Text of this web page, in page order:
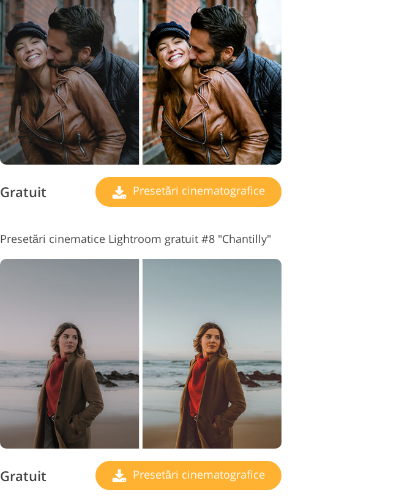
Gratuit Presetări cinematografice
Presetări cinematice Lightroom gratuit #8 "Chantilly"
Gratuit Presetări cinematografice